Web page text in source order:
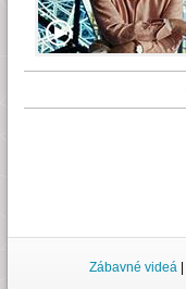
Zábavné videá